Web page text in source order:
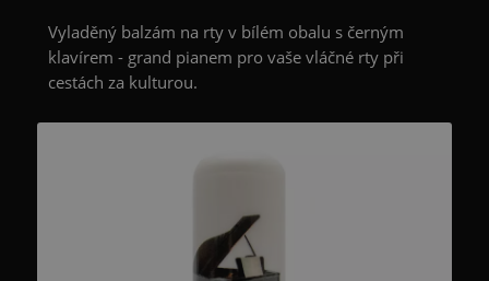
Vyladěný balzám na rty v bílém obalu s černým
klavírem - grand pianem pro vaše vláčné rty při
cestách za kulturou.